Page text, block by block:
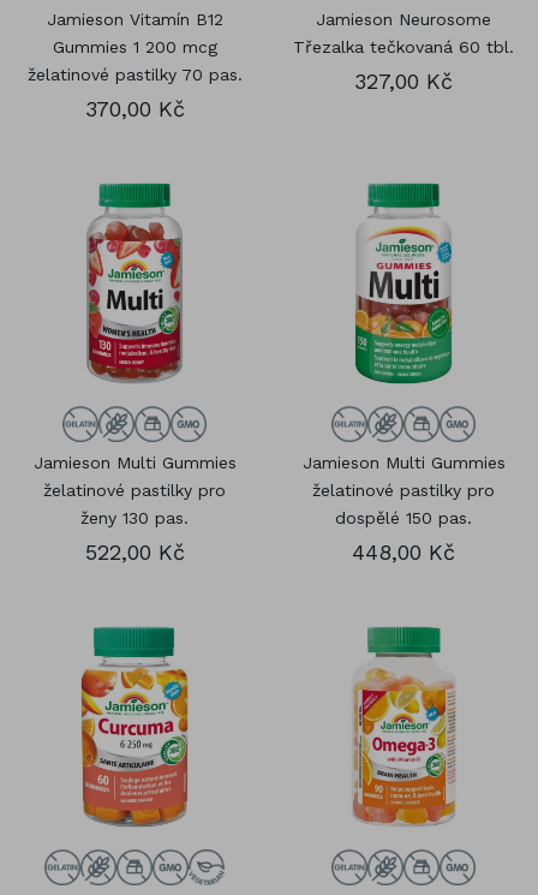
Jamieson Vitamín B12
Gummies 1 200 mcg
želatinové pastilky 70 pas.
370,00 Kč
Jamieson Neurosome
Třezalka tečkovaná 60 tbl.
327,00 Kč
Jamieson Multi Gummies
želatinové pastilky pro
ženy 130 pas.
522,00 Kč
Jamieson Multi Gummies
želatinové pastilky pro
dospělé 150 pas.
448,00 Kč